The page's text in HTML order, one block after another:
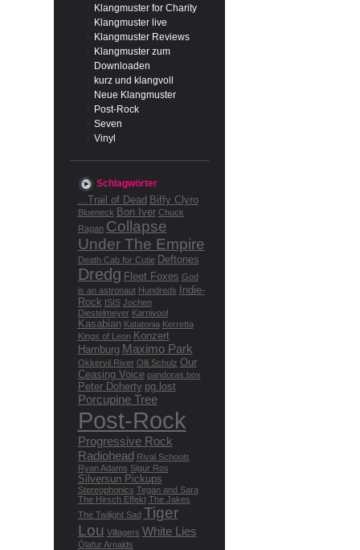
Klangmuster for Charity
Klangmuster live
Klangmuster Reviews
Klangmuster zum
Downloaden
kurz und klangvoll
Neue Klangmuster
Post-Rock
Seven
Vinyl
Schlagwörter
...Trail of Dead Biffy Clyro
Blueneck Bon Iver Chuck
Ragan Collapse
Under The Empire
Death Cab for Cutie Deftones
Dredg Fleet Foxes God
is an astronaut Hundreds
Indie-
Rock ISIS Jochen
Diestelmeyer Karnivool
Kasabian Katatonia Kerretta
Kings of Leon Konzert
Hamburg Maximo Park
Okkervil River Olli Schulz Our
Ceasing Voice pandoras.box
Peter Doherty pg.lost
Porcupine Tree
Post-Rock
Progressive Rock
Radiohead Rival Schools
Ryan Adams Sigur Ros
Silversun Pickups
Stereophonics Tegan and Sara
The Hirsch Effekt The Jakes
The Twilight Sad Tiger
Lou Villagers White Lies
Ólafur Arnalds